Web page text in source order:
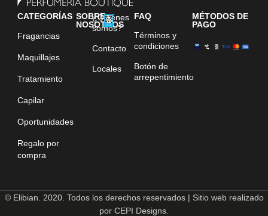
CATEGORÍAS
Fragancias
Maquillajes
Tratamiento
Capilar
Oportunidades
Regalo por
compra
SOBRE
NOSOTROS
¿Quiénes
somos?
Contacto
Locales
FAQ
Términos y
condiciones
Botón de
arrepentimiento
MÉTODOS DE
PAGO
© Elibian. 2020. Todos los derechos reservados | Sitio web realizado
por CEPI Designs.